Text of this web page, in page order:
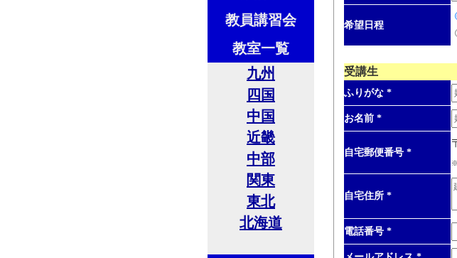
希望日程
受講生
ふりがな *
お名前 *
自宅郵便番号 *
※
自宅住所 *
電話番号 *
教員講習会
教室一覧
九州
四国
中国
近畿
中部
関東
東北
北海道